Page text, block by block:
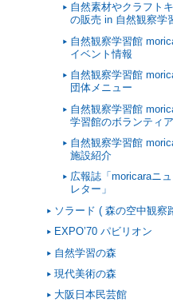
自然素材やクラフト
の販売 in 自然観察学
自然観察学習館
イベント情報
自然観察学習館
団体メニュー
自然観察学習館
学習館のボランティア
自然観察学習館
施設紹介
広報誌「moricaraニ
レター」
ソラード ( 森の空中観察
EXPO’70 パビリオン
自然学習の森
現代美術の森
大阪日本民芸館